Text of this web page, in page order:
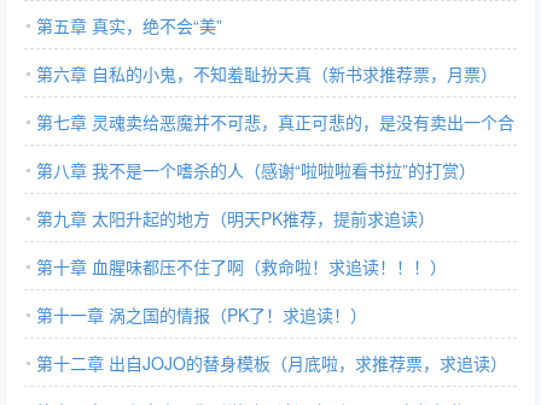
第五章 真实，绝不会“美”
第六章 自私的小鬼，不知羞耻扮天真（新书求推荐票，月票）
第七章 灵魂卖给恶魔并不可悲，真正可悲的，是没有卖出一个合
适价格
第八章 我不是一个嗜杀的人（感谢“啦啦啦看书拉”的打赏）
第九章 太阳升起的地方（明天PK推荐，提前求追读）
第十章 血腥味都压不住了啊（救命啦！求追读！！！）
第十一章 涡之国的情报（PK了！求追读！）
第十二章 出自JOJO的替身模板（月底啦，求推荐票，求追读）